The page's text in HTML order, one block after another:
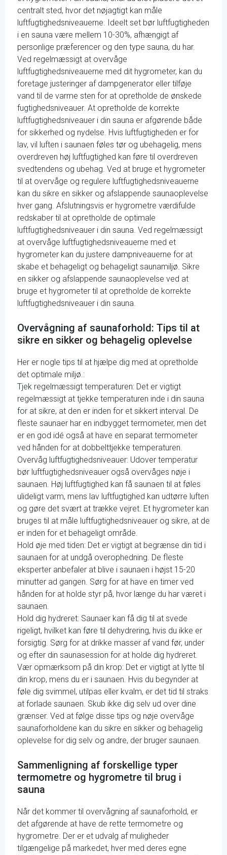
centralt sted, hvor det nøjagtigt kan måle
luftfugtighedsniveauerne. Ideelt set bør luftfugtigheden
i en sauna være mellem 10-30%, afhængigt af
personlige præferencer og den type sauna, du har.
Ved regelmæssigt at overvåge
luftfugtighedsniveauerne med dit hygrometer, kan du
foretage justeringer af dampgenerator eller tilføje
vand til de varme sten for at opretholde de ønskede
fugtighedsniveauer. At opretholde de korrekte
luftfugtighedsniveauer i din sauna er afgørende både
for sikkerhed og nydelse. Hvis luftfugtigheden er for
lav, vil luften i saunaen føles tør og ubehagelig, mens
overdreven høj luftfugtighed kan føre til overdreven
svedtendens og ubehag. Ved at bruge et hygrometer
til at overvåge og regulere luftfugtighedsniveauerne
kan du sikre en sikker og afslappende saunaoplevelse
hver gang. Afslutningsvis er hygrometre værdifulde
redskaber til at opretholde de optimale
luftfugtighedsniveauer i din sauna. Ved regelmæssigt
at overvåge luftfugtighedsniveauerne med et
hygrometer kan du justere dampniveauerne for at
skabe et behageligt og behageligt saunamiljø. Sikre
en sikker og afslappende saunaoplevelse ved at
bruge et hygrometer til at opretholde de korrekte
luftfugtighedsniveauer i din sauna.
Overvågning af saunaforhold: Tips til at
sikre en sikker og behagelig oplevelse
Her er nogle tips til at hjælpe dig med at opretholde
det optimale miljø.:
Tjek regelmæssigt temperaturen: Det er vigtigt
regelmæssigt at tjekke temperaturen inde i din sauna
for at sikre, at den er inden for et sikkert interval. De
fleste saunaer har en indbygget termometer, men det
er en god idé også at have en separat termometer
ved hånden for at dobbelttjekke temperaturen.
Overvåg luftfugtighedsniveauer: Udover temperatur
bør luftfugtighedsniveauer også overvåges nøje i
saunaen. Høj luftfugtighed kan få saunaen til at føles
ulideligt varm, mens lav luftfugtighed kan udtørre luften
og gøre det svært at trække vejret. Et hygrometer kan
bruges til at måle luftfugtighedsniveauer og sikre, at de
er inden for et behageligt område.
Hold øje med tiden: Det er vigtigt at begrænse din tid i
saunaen for at undgå overophedning. De fleste
eksperter anbefaler at blive i saunaen i højst 15-20
minutter ad gangen. Sørg for at have en timer ved
hånden for at holde styr på, hvor længe du har været i
saunaen.
Hold dig hydreret: Saunaer kan få dig til at svede
rigeligt, hvilket kan føre til dehydrering, hvis du ikke er
forsigtig. Sørg for at drikke masser af vand før, under
og efter din saunasession for at holde dig hydreret.
Vær opmærksom på din krop: Det er vigtigt at lytte til
din krop, mens du er i saunaen. Hvis du begynder at
føle dig svimmel, utilpas eller kvalm, er det tid til straks
at forlade saunaen. Skub ikke dig selv ud over dine
grænser. Ved at følge disse tips og nøje overvåge
saunaforholdene kan du sikre en sikker og behagelig
oplevelse for dig selv og andre, der bruger saunaen.
Sammenligning af forskellige typer
termometre og hygrometre til brug i
sauna
Når det kommer til overvågning af saunaforhold, er
det afgørende at have de rette termometre og
hygrometre. Der er et udvalg af muligheder
tilgængelige på markedet, hver med deres egne